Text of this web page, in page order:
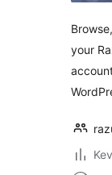
your